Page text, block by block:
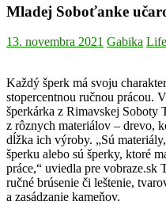
Mladej Soboťanke
13. novembra 2021 Gabika
Každý šperk má svoju
stopercentnou ručnou prácou.
šperkárka z Rimavskej Soboty
z rôznych materiálov – drevo,
dĺžka ich výroby. „Sú
šperku alebo sú šperky, ktoré
práce,“ uviedla pre vobraze.sk
ručné brúsenie či leštenie,
a zasádzanie kameňov.